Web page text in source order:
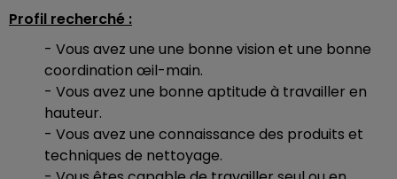
Profil recherché :
- Vous avez une une bonne vision et une bonne
coordination œil-main.
- Vous avez une bonne aptitude à travailler en
hauteur.
- Vous avez une connaissance des produits et
techniques de nettoyage.